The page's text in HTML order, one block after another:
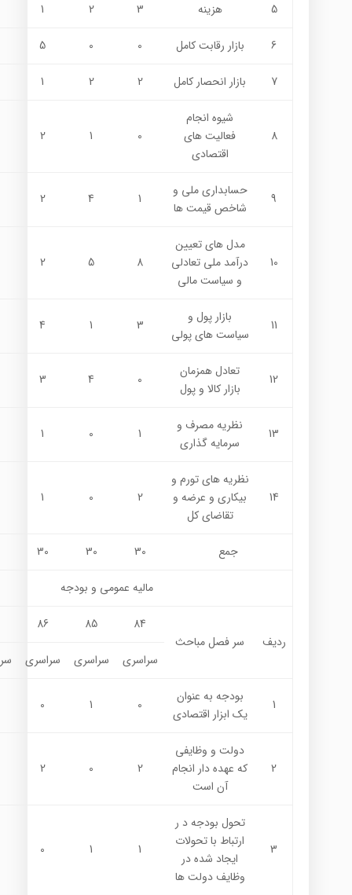
5 هزينه 3
2
1
6 بازار رقابت كامل 0
0
5
7 بازار انحصار كامل 2
2
1
8
شيوه انجام
فعاليت هاي
اقتصادي
0
1
2
9
حسابداري ملي و
شاخص قيمت ها
1
4
2
10
مدل هاي تعيين
درآمد ملي تعادلي
و سياست مالي
8
5
2
11
بازار پول و
سياست هاي پولي
3
1
4
12
تعادل همزمان
بازار كالا و پول
0
4
3
13
نظريه مصرف و
سرمايه گذاري
1
0
1
14
نظريه هاي تورم و
بيكاري و عرضه و
تقاضای کل
2
0
1
جمع 30
30
30
ماليه عمومي و بودجه
ردیف سر فصل مباحث
84
85
86
سراسری سراسری سراسری
1
بودجه به عنوان
يك ابزار اقتصادي
0
1
0
2
دولت و وظايفي
كه عهده دار انجام
آن است
2
0
2
3
تحول بودجه د ر
ارتباط با تحولات
ايجاد شده در
وظايف دولت ها
1
1
0